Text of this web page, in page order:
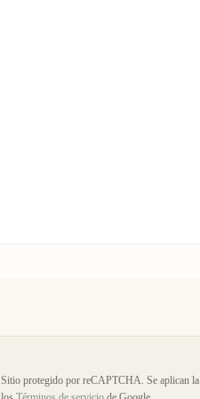
Sitio protegido por reCAPTCHA. Se aplican la